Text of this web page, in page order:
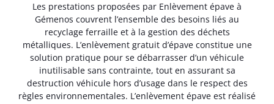
Les prestations proposées par Enlèvement épave à
Gémenos couvrent l’ensemble des besoins liés au
recyclage ferraille et à la gestion des déchets
métalliques. L’enlèvement gratuit d’épave constitue une
solution pratique pour se débarrasser d’un véhicule
inutilisable sans contrainte, tout en assurant sa
destruction véhicule hors d’usage dans le respect des
règles environnementales. L’enlèvement épave est réalisé